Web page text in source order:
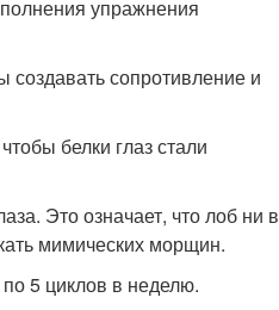
упражнения
создавать сопротивление и
белки глаз стали
Это означает, что лоб ни в
мимических морщин.
5 циклов в неделю.